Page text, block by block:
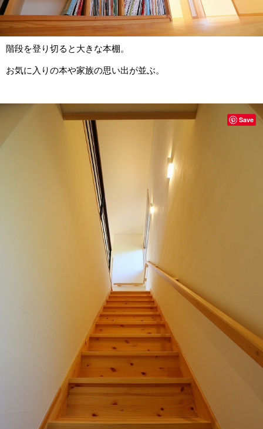
階段を登り切ると大きな本棚。
お気に入りの本や家族の思い出が並ぶ。
Save